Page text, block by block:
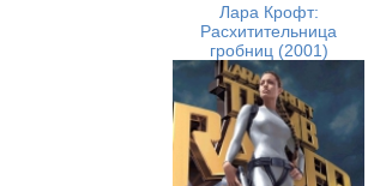
Лара Крофт:
Расхитительница
гробниц (2001)